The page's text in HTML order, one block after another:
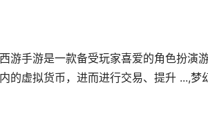
游手游是一款备受玩家喜爱的角色扮演
的虚拟货币，进而进行交易、提升 ...,